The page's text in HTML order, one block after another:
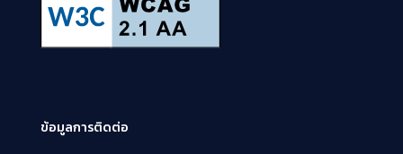
ข้อมูลการติดต่อ